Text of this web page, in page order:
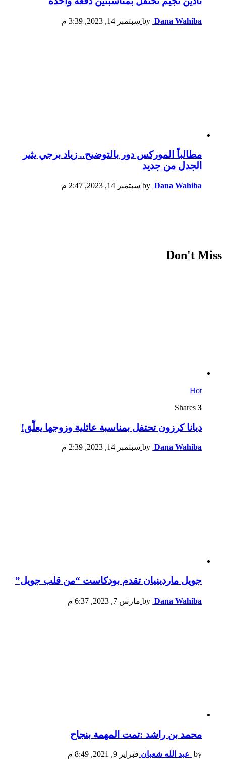
by Dana Wahiba سبتمبر 14, 2023, 3:39 م
مطالباً الموركس دور بالتوضيح.. زياد برجي يثير
الجدل من جديد
by Dana Wahiba سبتمبر 14, 2023, 2:47 م
Don't Miss
Hot
3
ديانا كرزون تحتفل بمناسبة عائلية وزوجها يعلّق!
by Dana Wahiba سبتمبر 14, 2023, 2:39 م
جويل ماردينيان تقدم بودكاست “من قلب جويل”
by Dana Wahiba مارس 7, 2023, 6:37 م
محمد بن راشد :تمت المهمة بنجاح
by عبد الله شعبان فبراير 9, 2021, 8:49 م